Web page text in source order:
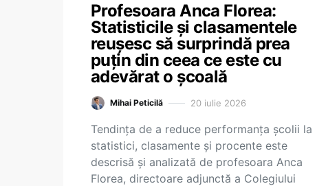
Profesoara Anca Florea:
Statisticile și clasamentele
reușesc să surprindă prea
puțin din ceea ce este cu
adevărat o școală
Mihai Peticilă 20 iulie 2026
Tendința de a reduce performanța școlii la
statistici, clasamente și procente este
descrisă și analizată de profesoara Anca
Florea, directoare adjunctă a Colegiului